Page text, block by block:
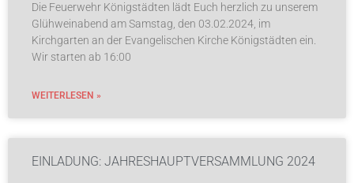
Die Feuerwehr Königstädten lädt Euch herzlich zu unserem
Glühweinabend am Samstag, den 03.02.2024, im
Kirchgarten an der Evangelischen Kirche Königstädten ein.
Wir starten ab 16:00
WEITERLESEN »
EINLADUNG: JAHRESHAUPTVERSAMMLUNG 2024